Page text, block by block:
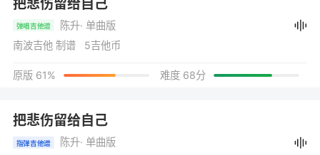
弹唱吉他谱 陈升· 单曲版
南波吉他 制谱 5吉他币
原版 61% 难度 68分
把悲伤留给自己
指弹吉他谱 陈升· 单曲版